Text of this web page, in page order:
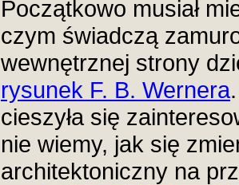
Początkowo musiał
czym świadczą
wewnętrznej strony
rysunek F. B. Wernera
cieszyła się
nie wiemy, jak się
architektoniczny na